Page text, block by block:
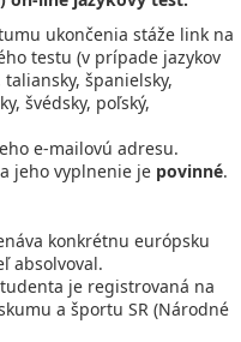
ukončenia stáže link na
testu (v prípade jazykov
španielsky,
švédsky, poľský,
e-mailovú adresu.
jeho vyplnenie je povinné.
konkrétnu európsku
absolvoval.
je registrovaná na
a športu SR (Národné